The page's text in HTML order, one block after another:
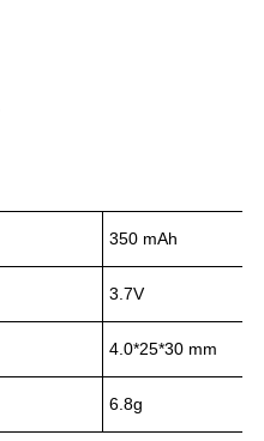
350 mAh
3.7V
4.0*25*30 mm
6.8g